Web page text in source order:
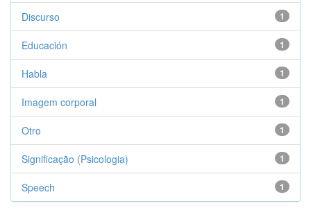
1
Discurso
1
Educación
1
Habla
1
Imagem corporal
1
Otro
1
Significação (Psicologia)
1
Speech